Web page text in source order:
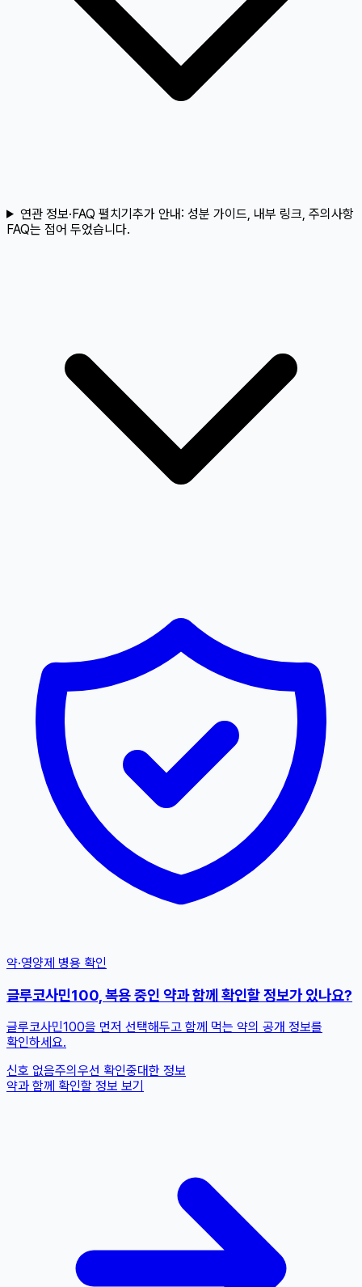
연관 정보·FAQ 펼치기추가 안내: 성분 가이드, 내부 링크, 주의사항
FAQ는 접어 두었습니다.
약·영양제 병용 확인
글루코사민100, 복용 중인 약과 함께 확인할 정보가 있나요?
글루코사민100을 먼저 선택해두고 함께 먹는 약의 공개 정보를
확인하세요.
신호 없음주의 우선 확인중대한 정보
약과 함께 확인할 정보 보기